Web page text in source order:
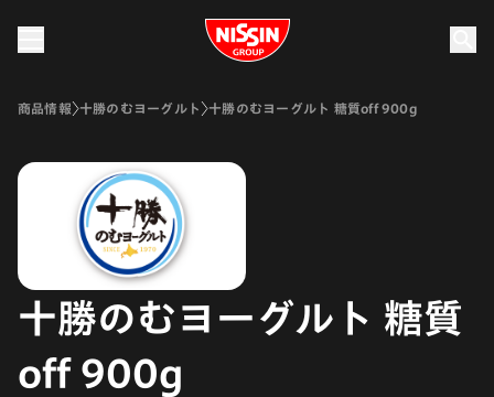
Nissin Group
商品情報 十勝のむヨーグルト 十勝のむヨーグルト 糖質off 900g
十勝のむヨーグルト 糖質
off 900g